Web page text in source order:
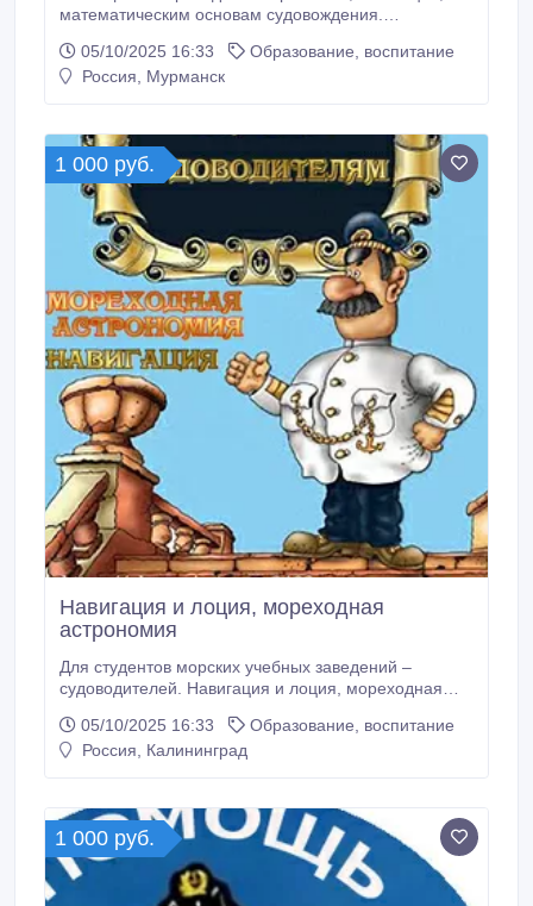
математическим основам судовождения.
05/10/2025 16:33
Образование, воспитание
Россия, Мурманск
1 000 руб.
Навигация и лоция, мореходная
астрономия
Для студентов морских учебных заведений –
судоводителей. Навигация и лоция, мореходная
судовождения. Контрольные, задачи, тесты..
05/10/2025 16:33
Образование, воспитание
Россия, Калининград
1 000 руб.